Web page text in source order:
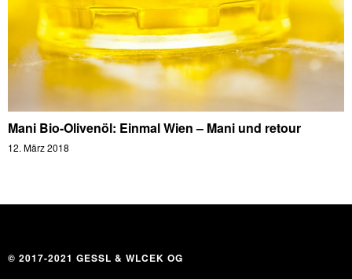
Mani Bio-Olivenöl: Einmal Wien – Mani und retour
12. März 2018
© 2017-2021 GESSL & WLCEK OG